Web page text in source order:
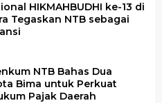
HIKMAHBUDHI ke-13 di
Tegaskan NTB sebagai
NTB Bahas Dua
Bima untuk Perkuat
Pajak Daerah